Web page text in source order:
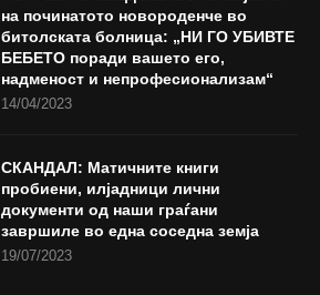
на починатото новороденче во
битолската болница: „НИ ГО УБИВТЕ
БЕБЕТО поради вашето его,
надменост и непрофесионализам“
14/04/2023
СКАНДАЛ: Матичните книги
пробиени, илјадници лични
документи од наши граѓани
завршиле во една соседна земја
19/07/2023